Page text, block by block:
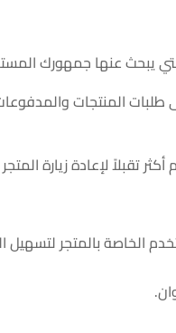
يبحث عنها جمهورك
تقبلاً لإعادة زيارة
الخاصة بالمتجر لتسهيل